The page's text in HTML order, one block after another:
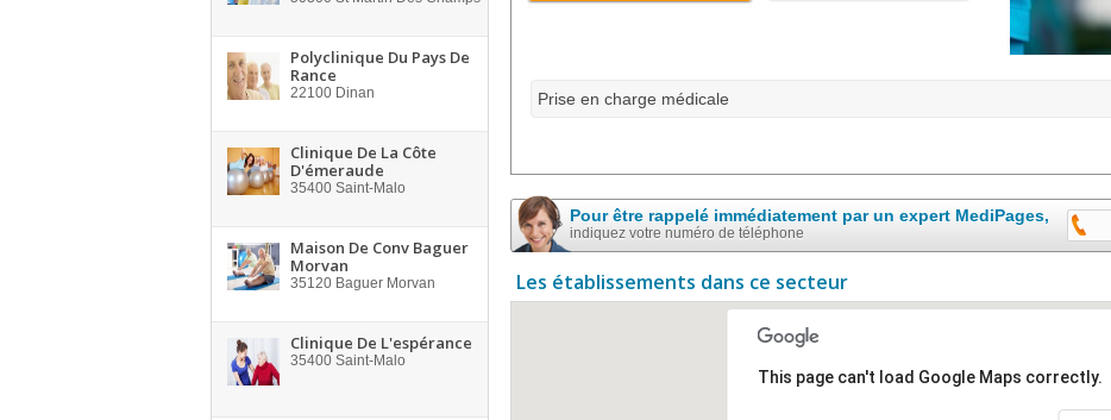
Polyclinique Du Pays De
Rance
22100 Dinan
Clinique De La Côte
D'émeraude
35400 Saint-Malo
Maison De Conv Baguer
Morvan
35120 Baguer Morvan
Clinique De L'espérance
35400 Saint-Malo
Prise en charge médicale
Pour être rappelé immédiatement par un expert MediPages,
indiquez votre numéro de téléphone
Les établissements dans ce secteur
This page can't load Google Maps correctly.